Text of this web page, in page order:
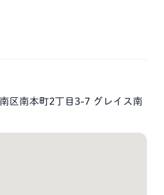
区南本町2丁目3-7 グレイス南